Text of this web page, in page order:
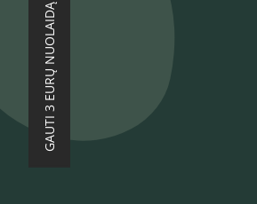
GAUTI 3 EURŲ NUOLAIDĄ